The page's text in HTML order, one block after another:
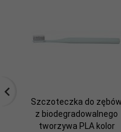
Szczoteczka do zębów
z biodegradowalnego
tworzywa PLA kolor